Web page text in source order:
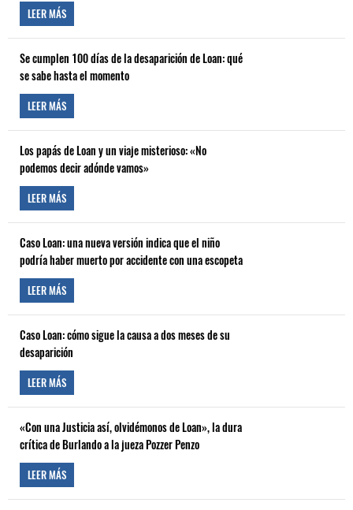
LEER MÁS
Se cumplen 100 días de la desaparición de Loan: qué
se sabe hasta el momento
LEER MÁS
Los papás de Loan y un viaje misterioso: «No
podemos decir adónde vamos»
LEER MÁS
Caso Loan: una nueva versión indica que el niño
podría haber muerto por accidente con una escopeta
LEER MÁS
Caso Loan: cómo sigue la causa a dos meses de su
desaparición
LEER MÁS
«Con una Justicia así, olvidémonos de Loan», la dura
crítica de Burlando a la jueza Pozzer Penzo
LEER MÁS